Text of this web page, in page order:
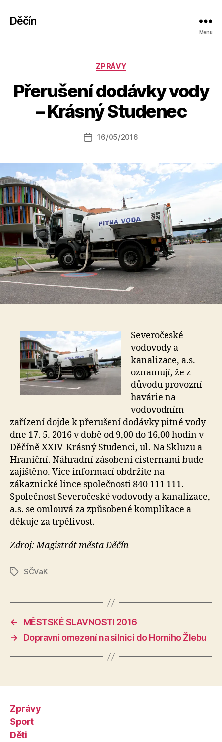
Děčín
Menu
Rubriky
ZPRÁVY
Přerušení dodávky vody
– Krásný Studenec
Autor
příspěvku
A
u
o
a
s
o
Datum
16/05/2016
Severočeské
vodovody a
kanalizace, a.s.
oznamují, že z
důvodu provozní
havárie na
vodovodním
zařízení dojde k přerušení dodávky pitné vody
dne 17. 5. 2016 v době od 9,00 do 16,00 hodin v
Děčíně XXIV-Krásný Studenci, ul. Na Skluzu a
Hraniční. Náhradní zásobení cisternami bude
zajištěno. Více informací obdržíte na
zákaznické lince společnosti 840 111 111.
Společnost Severočeské vodovody a kanalizace,
a.s. se omlouvá za způsobené komplikace a
děkuje za trpělivost.
Zdroj: Magistrát města Děčín
ŠtítkySČVaK
←
MĚSTSKÉ SLAVNOSTI 2016
→
Dopravní omezení na silnici do Horního Žlebu
Zprávy
Sport
Děti